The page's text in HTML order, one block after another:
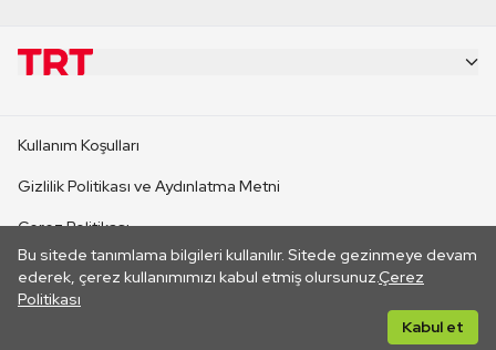
Bu sitede tanımlama bilgileri kullanılır. Sitede gezinmeye devam
ederek, çerez kullanımımızı kabul etmiş olursunuz.Çerez
Politikası
Kabul et
CANLI YAYINLAR
Kullanım Koşulları
Gizlilik Politikası ve Aydınlatma Metni
Çerez Politikası
İletişim
Her hakkı saklıdır. ©2026 TRT. Bağlantı yoluyla gidilen dış